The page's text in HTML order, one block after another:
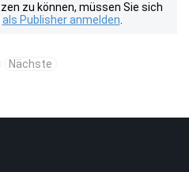
zu können, müssen Sie sich
als Publisher anmelden
Nächste